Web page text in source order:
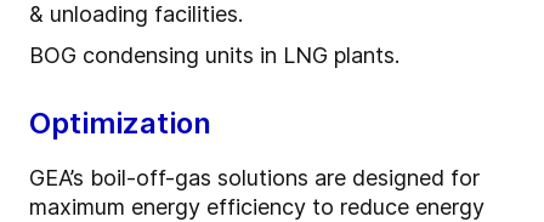
& unloading facilities.
BOG condensing units in LNG plants.
Optimization
GEA’s boil-off-gas solutions are designed for
maximum energy efficiency to reduce energy